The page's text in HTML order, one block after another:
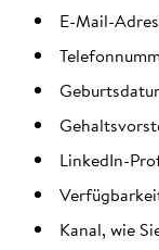
E-Mail-
LinkedIn-
Kanal, wie